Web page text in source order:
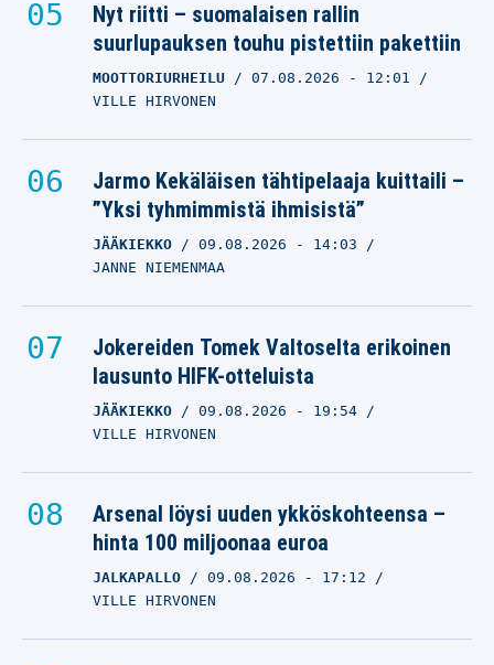
Nyt riitti – suomalaisen rallin
suurlupauksen touhu pistettiin pakettiin
MOOTTORIURHEILU 07.08.2026 - 12:01
VILLE HIRVONEN
Jarmo Kekäläisen tähtipelaaja kuittaili –
”Yksi tyhmimmistä ihmisistä”
JÄÄKIEKKO 09.08.2026 - 14:03
JANNE NIEMENMAA
Jokereiden Tomek Valtoselta erikoinen
lausunto HIFK-otteluista
JÄÄKIEKKO 09.08.2026 - 19:54
VILLE HIRVONEN
Arsenal löysi uuden ykköskohteensa –
hinta 100 miljoonaa euroa
JALKAPALLO 09.08.2026 - 17:12
VILLE HIRVONEN